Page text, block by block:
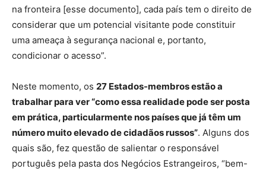
na fronteira [esse documento], cada país tem o direito de
considerar que um potencial visitante pode constituir
uma ameaça à segurança nacional e, portanto,
condicionar o acesso”.
Neste momento, os 27 Estados-membros estão a
trabalhar para ver “como essa realidade pode ser posta
em prática, particularmente nos países que já têm um
número muito elevado de cidadãos russos”. Alguns dos
quais são, fez questão de salientar o responsável
português pela pasta dos Negócios Estrangeiros, “bem-